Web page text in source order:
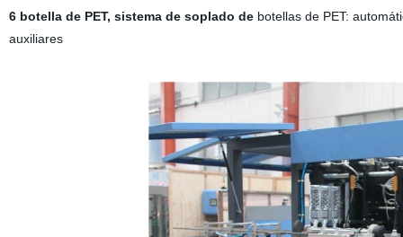
6 botella de PET, sistema de soplado debotellas de PET:
auxiliares